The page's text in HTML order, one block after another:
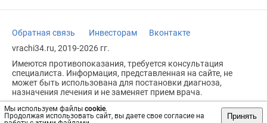
Мы используем файлы cookie.
Продолжая использовать сайт, вы даете свое согласие на
Принять
Обратная связь Инвесторам
Вконтакте
vrachi34.ru, 2019-2026 гг.
Имеются противопоказания, требуется консультация
специалиста. Информация, представленная на сайте, не
может быть использована для постановки диагноза,
назначения лечения и не заменяет прием врача.
Возрастное ограничение: 18+